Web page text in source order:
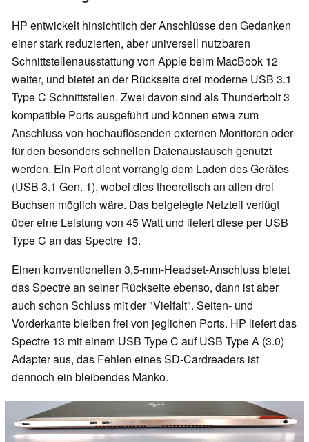
HP entwickelt hinsichtlich der Anschlüsse den Gedanken
einer stark reduzierten, aber universell nutzbaren
Schnittstellenausstattung von Apple beim MacBook 12
weiter, und bietet an der Rückseite drei moderne USB 3.1
Type C Schnittstellen. Zwei davon sind als Thunderbolt 3
kompatible Ports ausgeführt und können etwa zum
Anschluss von hochauflösenden externen Monitoren oder
für den besonders schnellen Datenaustausch genutzt
werden. Ein Port dient vorrangig dem Laden des Gerätes
(USB 3.1 Gen. 1), wobei dies theoretisch an allen drei
Buchsen möglich wäre. Das beigelegte Netzteil verfügt
über eine Leistung von 45 Watt und liefert diese per USB
Type C an das Spectre 13.
Einen konventionellen 3,5-mm-Headset-Anschluss bietet
das Spectre an seiner Rückseite ebenso, dann ist aber
auch schon Schluss mit der "Vielfalt". Seiten- und
Vorderkante bleiben frei von jeglichen Ports. HP liefert das
Spectre 13 mit einem USB Type C auf USB Type A (3.0)
Adapter aus, das Fehlen eines SD-Cardreaders ist
dennoch ein bleibendes Manko.